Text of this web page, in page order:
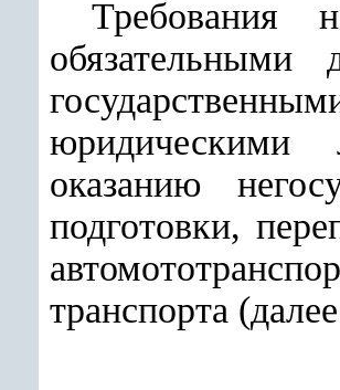
Требования
юридическими
оказанию
подготовки,
транспорта